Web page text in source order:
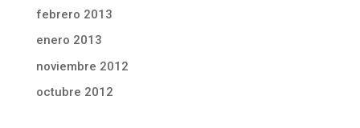
febrero 2013
enero 2013
noviembre 2012
octubre 2012